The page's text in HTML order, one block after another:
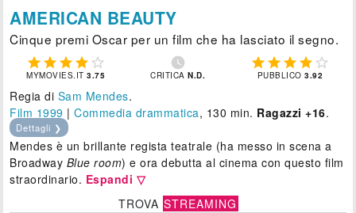
AMERICAN BEAUTY
Cinque premi Oscar per un film che ha lasciato il segno.
    
MYMOVIES.IT3.75

CRITICAN.D.
    
PUBBLICO3.92
Regia di Sam Mendes.
Film 1999 |Commedia drammatica, 130 min. Ragazzi +16.
Dettagli ❯
Mendes è un brillante regista teatrale (ha messo in scena a
Broadway Blue room) e ora debutta al cinema con questo film
straordinario. Espandi ▽
TROVA STREAMING